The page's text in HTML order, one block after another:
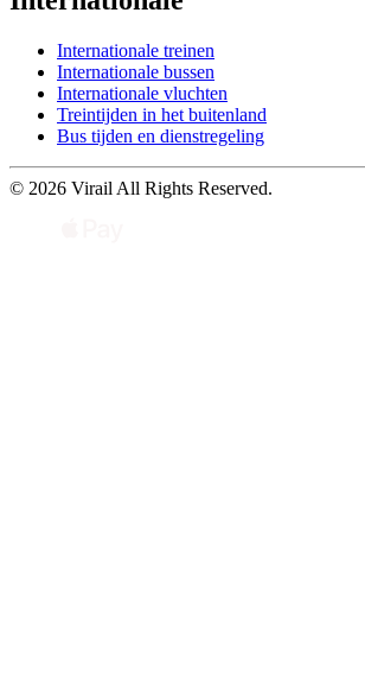
Internationale treinen
Internationale bussen
Internationale vluchten
Treintijden in het buitenland
Bus tijden en dienstregeling
© 2026 Virail All Rights Reserved.